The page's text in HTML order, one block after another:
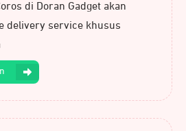
di Doran Gadget akan
delivery service khusus